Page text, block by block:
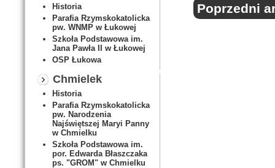
Historia
Parafia Rzymskokatolicka
pw. WNMP w Łukowej
Szkoła Podstawowa im.
Jana Pawła II w Łukowej
OSP Łukowa
Chmielek
Historia
Parafia Rzymskokatolicka
pw. Narodzenia
Najświętszej Maryi Panny
w Chmielku
Szkoła Podstawowa im.
por. Edwarda Błaszczaka
ps. "GROM" w Chmielku
Poprzedni